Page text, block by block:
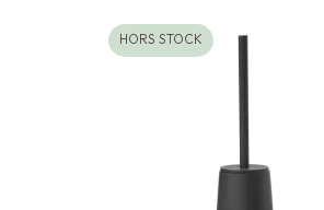
HORS STOCK